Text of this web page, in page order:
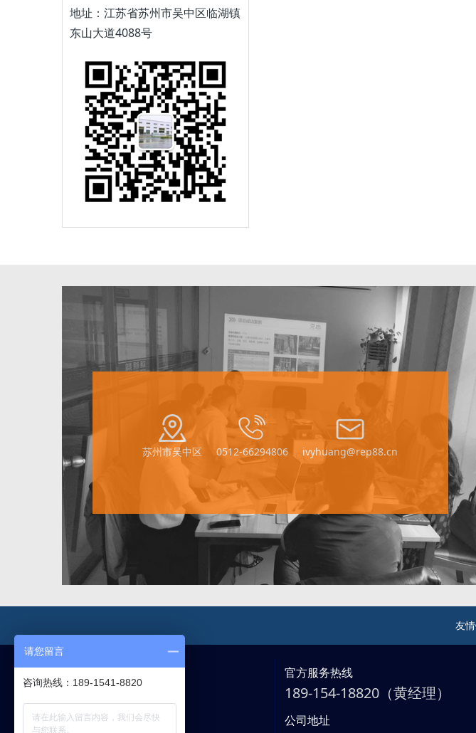
地址：江苏省苏州市吴中区临湖镇
东山大道4088号
苏州市吴中区 0512-66294806 ivyhuang@rep88.cn
友
官方服务热线
189-154-18820（黄经理）
公司地址
请您留言
咨询热线：189-1541-8820